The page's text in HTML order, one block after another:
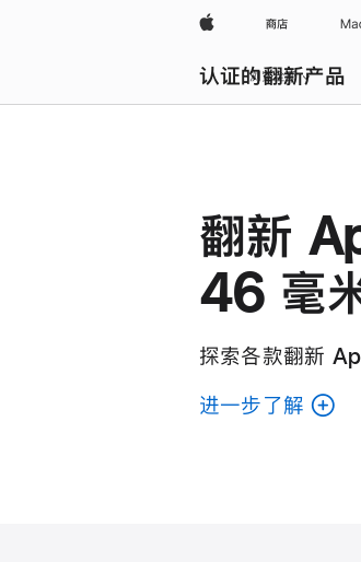
Apple 商店
认证的翻新产品
浏览全部
翻新
46 毫
探索各款翻新
进一步了解